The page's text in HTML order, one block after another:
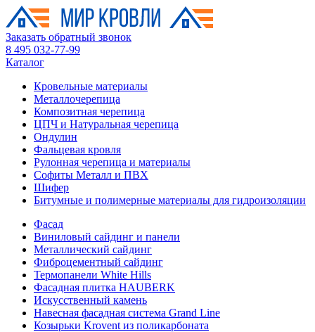
Заказать обратный звонок
8 495 032-77-99
Каталог
Кровельные материалы
Металлочерепица
Композитная черепица
ЦПЧ и Натуральная черепица
Ондулин
Фальцевая кровля
Рулонная черепица и материалы
Софиты Металл и ПВХ
Шифер
Битумные и полимерные материалы для гидроизоляции
Фасад
Виниловый сайдинг и панели
Металлический сайдинг
Фиброцементный сайдинг
Термопанели White Hills
Фасадная плитка HAUBERK
Искусственный камень
Навесная фасадная система Grand Line
Козырьки Krovent из поликарбоната